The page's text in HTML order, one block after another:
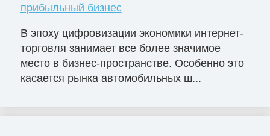
прибыльный бизнес
В эпоху цифровизации экономики интернет-
торговля занимает все более значимое
место в бизнес-пространстве. Особенно это
касается рынка автомобильных ш...